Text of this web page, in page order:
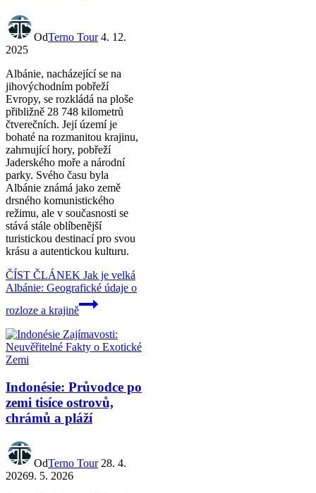
OdTerno Tour 4. 12.
2025
Albánie, nacházející se na
jihovýchodním pobřeží
Evropy, se rozkládá na ploše
přibližně 28 748 kilometrů
čtverečních. Její území je
bohaté na rozmanitou krajinu,
zahrnující hory, pobřeží
Jaderského moře a národní
parky. Svého času byla
Albánie známá jako země
drsného komunistického
režimu, ale v současnosti se
stává stále oblíbenější
turistickou destinací pro svou
krásu a autentickou kulturu.
ČÍST ČLÁNEK Jak je velká
Albánie: Geografické údaje o
rozloze a krajině
Indonésie: Průvodce po
zemi tisíce ostrovů,
chrámů a pláží
OdTerno Tour 28. 4.
20269. 5. 2026